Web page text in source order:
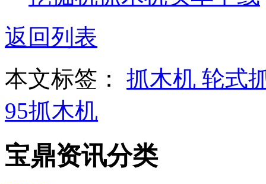
返回列表
本文标签： 抓木机 轮式
95抓木机
宝鼎资讯分类